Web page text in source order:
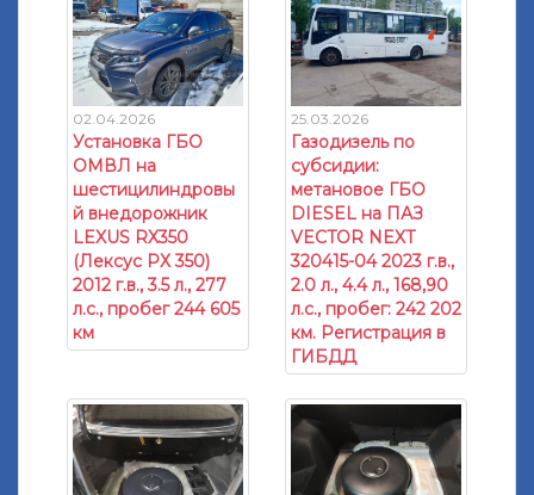
02.04.2026
Установка ГБО
ОМВЛ на
шестицилиндровы
й внедорожник
LEXUS RX350
(Лексус РХ 350)
2012 г.в., 3.5 л., 277
л.с., пробег 244 605
км
25.03.2026
Газодизель по
субсидии:
метановое ГБО
DIESEL на ПАЗ
VECTOR NEXT
320415-04 2023 г.в.,
2.0 л., 4.4 л., 168,90
л.с., пробег: 242 202
км. Регистрация в
ГИБДД